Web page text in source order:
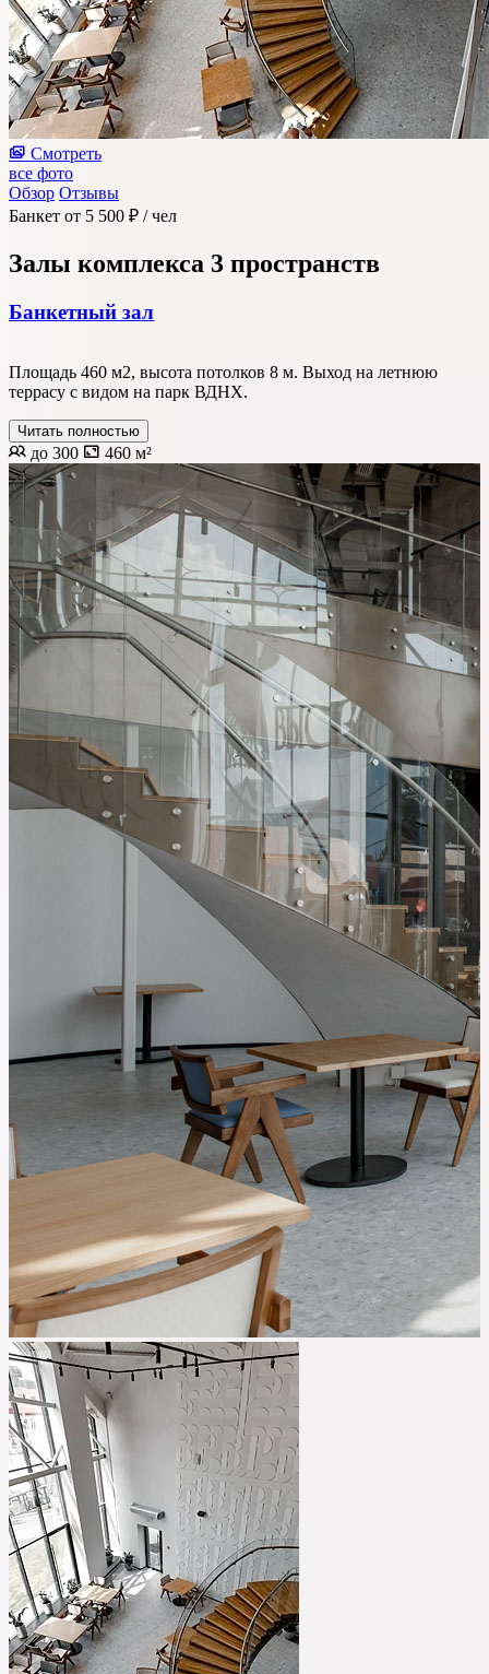
Смотреть
все фото
Обзор Отзывы
Банкет от 5 500 ₽ / чел
Залы комплекса 3 пространств
Банкетный зал
Площадь 460 м2, высота потолков 8 м. Выход на летнюю
террасу с видом на парк ВДНХ.
Читать полностью
до 300 460 м²